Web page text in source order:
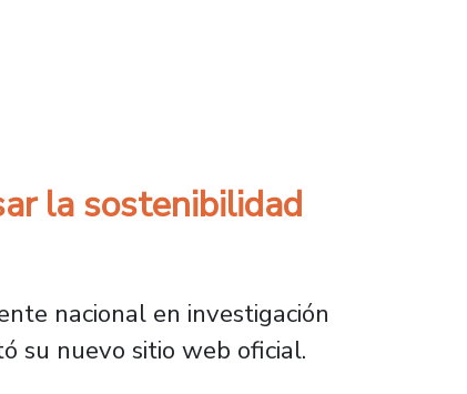
del packaging
la sostenibilidad
nacional en investigación
su nuevo sitio web oficial.